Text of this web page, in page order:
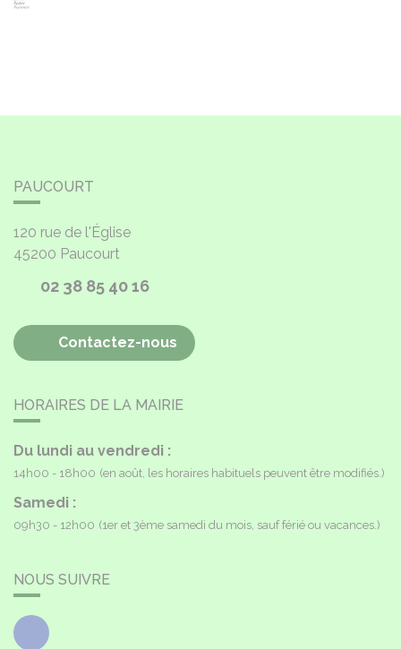
PAUCOURT
120 rue de l'Église
45200 Paucourt
02 38 85 40 16
Contactez-nous
HORAIRES DE LA MAIRIE
Du lundi au vendredi :
14h00 - 18h00 (en août, les horaires habituels peuvent être modifiés.)
Samedi :
09h30 - 12h00 (1er et 3ème samedi du mois, sauf férié ou vacances.)
NOUS SUIVRE
Facebook